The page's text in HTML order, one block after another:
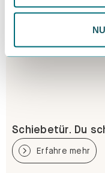
Datenschutzrichtlinie.
Schiebetür. Du
Erfahre mehr